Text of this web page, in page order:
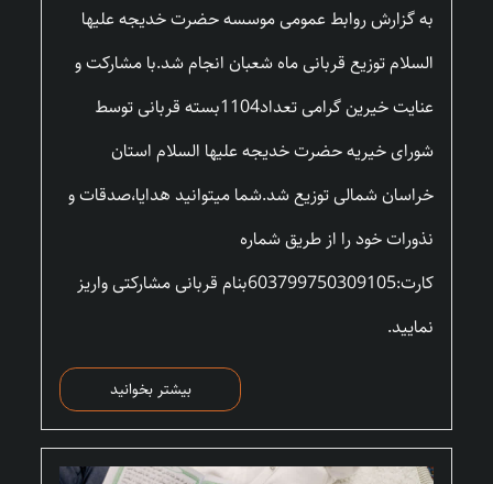
به گزارش روابط عمومی موسسه حضرت خدیجه علیها
السلام توزیع قربانی ماه شعبان انجام شد.با مشارکت و
عنایت خیرین گرامی تعداد1104بسته قربانی توسط
شورای خیریه حضرت خدیجه علیها السلام استان
خراسان شمالی توزیع شد.شما میتوانید هدایا،صدقات و
نذورات خود را از طریق شماره
کارت:603799750309105بنام قربانی مشارکتی واریز
نمایید.
بیشتر بخوانید